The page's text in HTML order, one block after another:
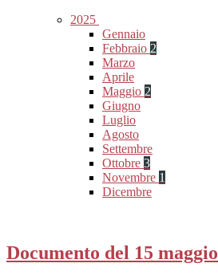
2025
Gennaio
Febbraio 2
Marzo
Aprile
Maggio 2
Giugno
Luglio
Agosto
Settembre
Ottobre 3
Novembre 1
Dicembre
Documento del 15 maggio